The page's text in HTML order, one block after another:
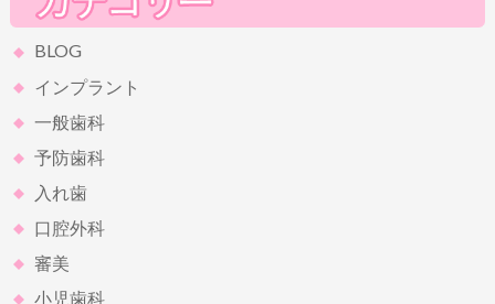
BLOG
インプラント
一般歯科
予防歯科
入れ歯
口腔外科
審美
小児歯科